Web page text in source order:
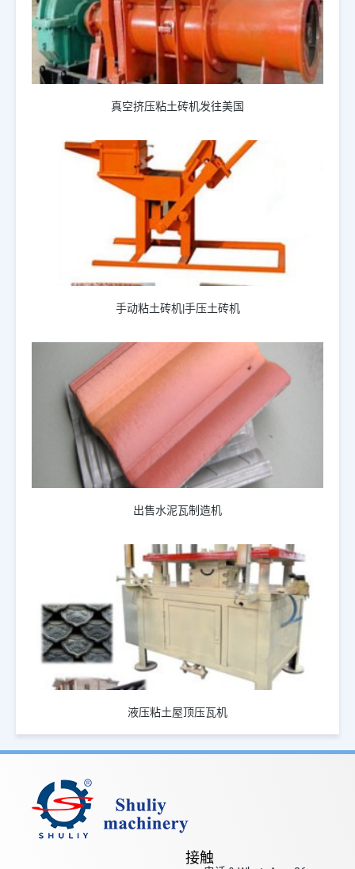
真空挤压粘土砖机发往美国
手动粘土砖机|手压土砖机
出售水泥瓦制造机
液压粘土屋顶压瓦机
接触